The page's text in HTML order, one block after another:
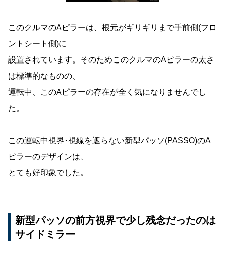
このクルマのAピラーは、根元がギリギリまで手前側(フロ
ントシート側)に
設置されています。そのためこのクルマのAピラーの太さ
は標準的なものの、
運転中、このAピラーの存在が全く気になりませんでし
た。
この運転中視界･視線を遮らない新型パッソ(PASSO)のA
ピラーのデザインは、
とても好印象でした。
新型パッソの前方視界で少し残念だったのは
サイドミラー